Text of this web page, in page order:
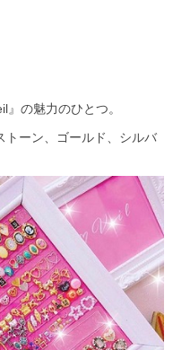
の魅力のひとつ。
トーン、ゴールド、シルバ